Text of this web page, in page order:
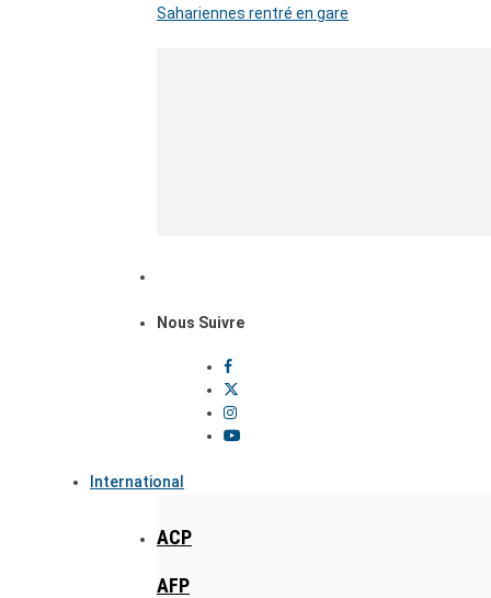
Sahariennes rentré en gare
Nous Suivre
International
ACP
AFP